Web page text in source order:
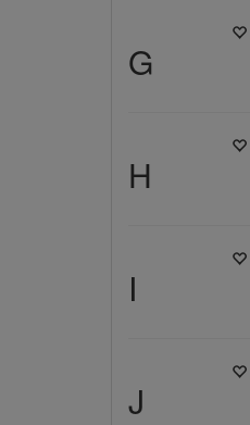
G
H
I
J